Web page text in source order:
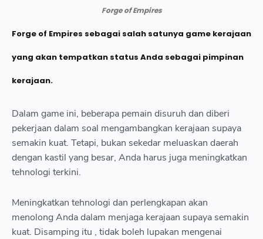
Forge of Empires
Forge of Empires sebagai salah satunya game kerajaan
yang akan tempatkan status Anda sebagai pimpinan
kerajaan.
Dalam game ini, beberapa pemain disuruh dan diberi
pekerjaan dalam soal mengambangkan kerajaan supaya
semakin kuat. Tetapi, bukan sekedar meluaskan daerah
dengan kastil yang besar, Anda harus juga meningkatkan
tehnologi terkini.
Meningkatkan tehnologi dan perlengkapan akan
menolong Anda dalam menjaga kerajaan supaya semakin
kuat. Disamping itu , tidak boleh lupakan mengenai